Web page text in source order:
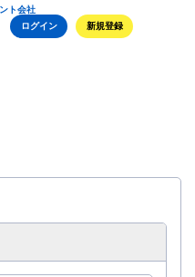
ト会社
ログイン
新規登録